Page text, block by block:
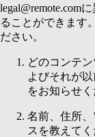
legal@remote.comに
ることができます
ださい。
どのコンテ
よびそれが
をお知らせく
名前、住所
スを教えてく